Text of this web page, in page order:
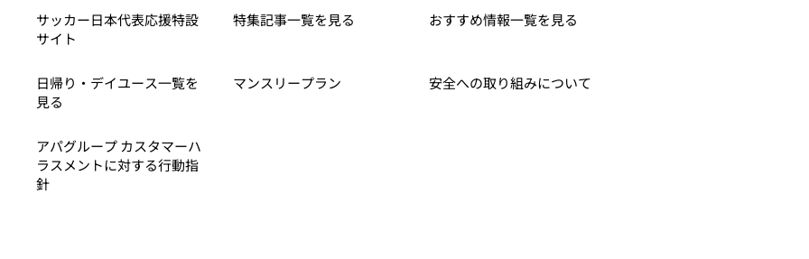
サッカー日本代表応援特設
サイト
特集記事一覧を見る おすすめ情報一覧を見る
日帰り・デイユース一覧を
見る
マンスリープラン 安全への取り組みについて
アパグループ カスタマーハ
ラスメントに対する行動指
針